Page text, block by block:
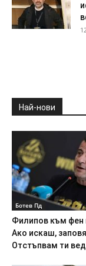
Най-нови
Ботев Пд
Филипов към фен
Ако искаш,
Отстъпвам ти